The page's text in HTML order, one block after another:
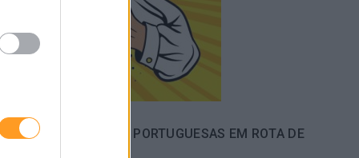
NAS EMPRESAS PORTUGUESAS EM ROTA DE